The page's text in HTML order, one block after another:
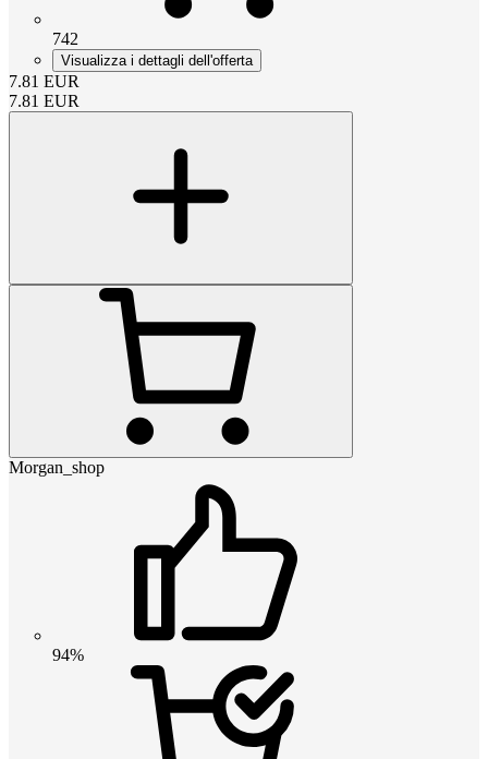
742
Visualizza i dettagli dell'offerta
7.81 EUR
7.81 EUR
Morgan_shop
94%